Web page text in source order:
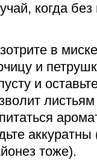
когда
в
и
и
тоже).